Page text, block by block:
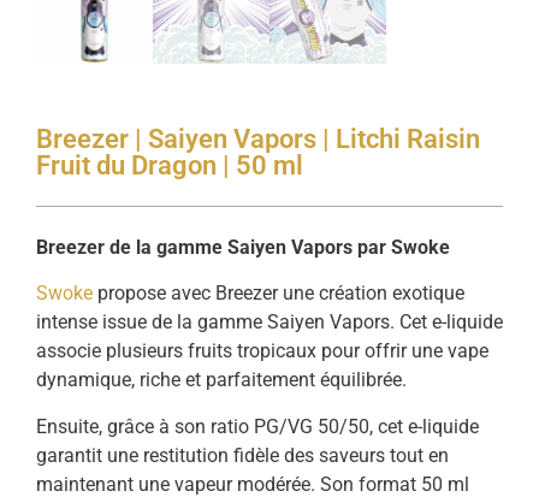
Breezer | Saiyen Vapors | Litchi Raisin
Fruit du Dragon | 50 ml
Breezer de la gamme Saiyen Vapors par Swoke
Swoke propose avec Breezer une création exotique
intense issue de la gamme Saiyen Vapors. Cet e-liquide
associe plusieurs fruits tropicaux pour offrir une vape
dynamique, riche et parfaitement équilibrée.
Ensuite, grâce à son ratio PG/VG 50/50, cet e-liquide
garantit une restitution fidèle des saveurs tout en
maintenant une vapeur modérée. Son format 50 ml